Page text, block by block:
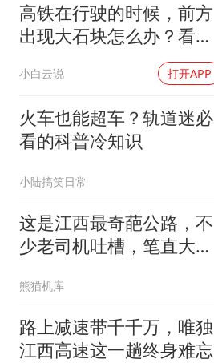
高铁在行驶的时候，前方
出现大石块怎么办？看完
小白云说 打开APP
火车也能超车？轨道迷必
看的科普冷知识
小陆搞笑日常
这是江西最奇葩公路，不
少老司机吐槽，笔直大道
熊猫机库
路上减速带千千万，唯独
江西高速这一趟终身难忘